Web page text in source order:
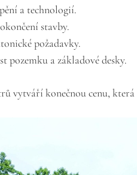
a technologií.
stavby.
požadavky.
pozemku a základové desky.
vytváří konečnou cenu,